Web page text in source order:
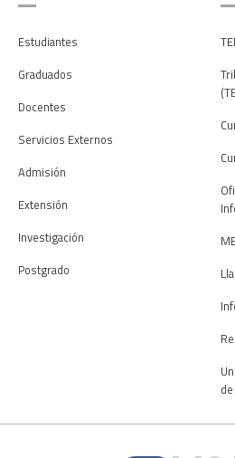
Estudiantes
Graduados
Docentes
Servicios Externos
Admisión
Extensión
Investigación
Postgrado